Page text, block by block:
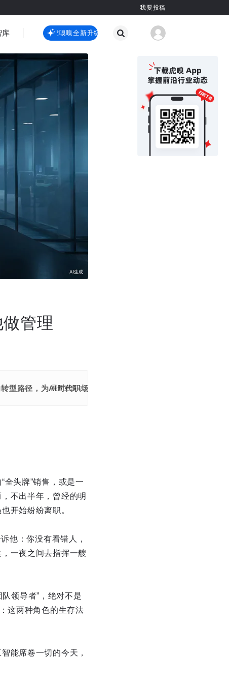
我要投稿
国际热点
库 虎嗅嗅全新升级 虎嗅嗅全新升级
管理
型路径，为AI时代职场人提供破局思路。
展开更多
头牌”销售，或是一
不出半年，曾经的明
开始纷纷离职。
他：你没有看错人，
一夜之间去指挥一艘
领导者”，绝对不是
这两种角色的生存法
能席卷一切的今天，